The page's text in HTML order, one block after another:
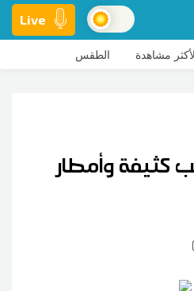
Live
مشاهدة الطقس
كثيفة وأمطار